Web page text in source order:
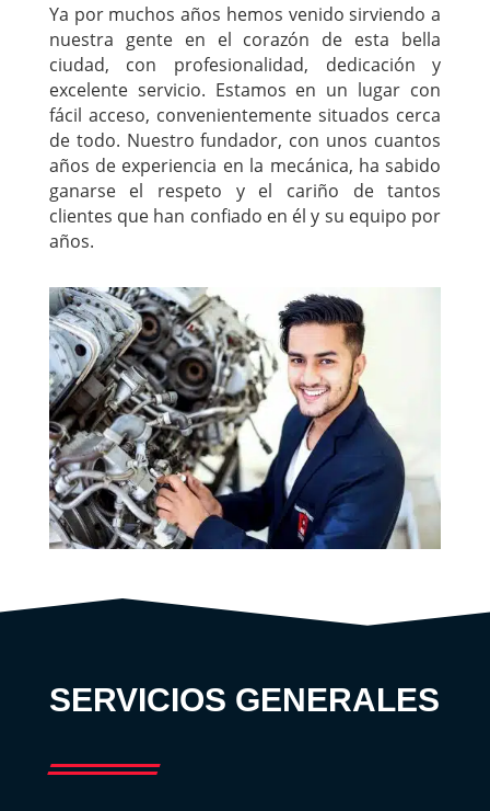
Ya por muchos años hemos venido sirviendo a
nuestra gente en el corazón de esta bella
ciudad, con profesionalidad, dedicación y
excelente servicio. Estamos en un lugar con
fácil acceso, convenientemente situados cerca
de todo. Nuestro fundador, con unos cuantos
años de experiencia en la mecánica, ha sabido
ganarse el respeto y el cariño de tantos
clientes que han confiado en él y su equipo por
años.
SERVICIOS GENERALES